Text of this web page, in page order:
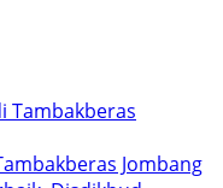
Jombang